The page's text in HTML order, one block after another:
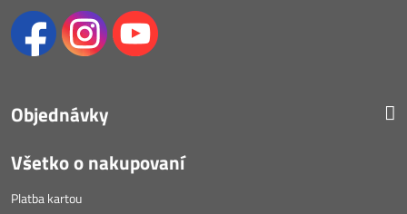
Objednávky
Všetko o nakupovaní
Platba kartou